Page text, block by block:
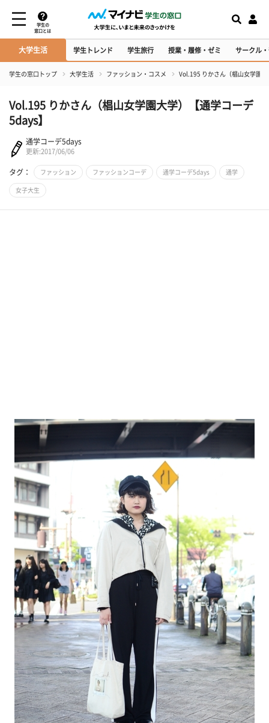
学生の
窓口とは
大学生活 学生トレンド 学生旅行 授業・履修・ゼミ サークル
学生の窓口トップ 大学生活 ファッション・コスメ Vol.195 りかさん（椙山女学園
Vol.195 りかさん（椙山女学園大学）【通学コーデ
5days】
通学コーデ5days
更新:2017/06/06
タグ： ファッション ファッションコーデ 通学コーデ5days 通学
女子大生